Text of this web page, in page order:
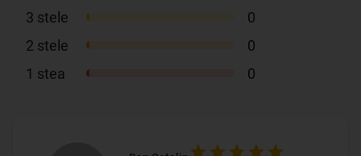
3 stele
0
2 stele
0
1 stea 0